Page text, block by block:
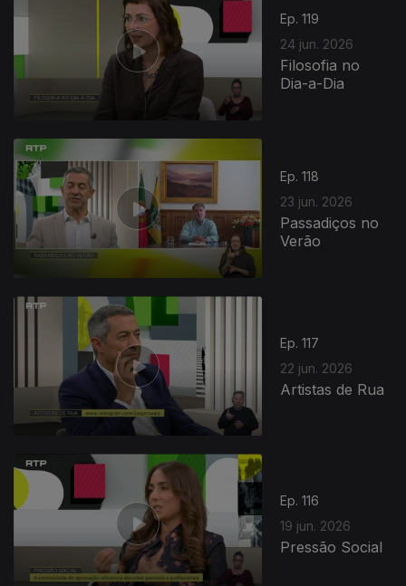
Ep. 119
24 jun. 2026
Filosofia no
Dia-a-Dia
Ep. 118
23 jun. 2026
Passadiços no
Verão
Ep. 117
22 jun. 2026
Artistas de Rua
Ep. 116
19 jun. 2026
Pressão Social